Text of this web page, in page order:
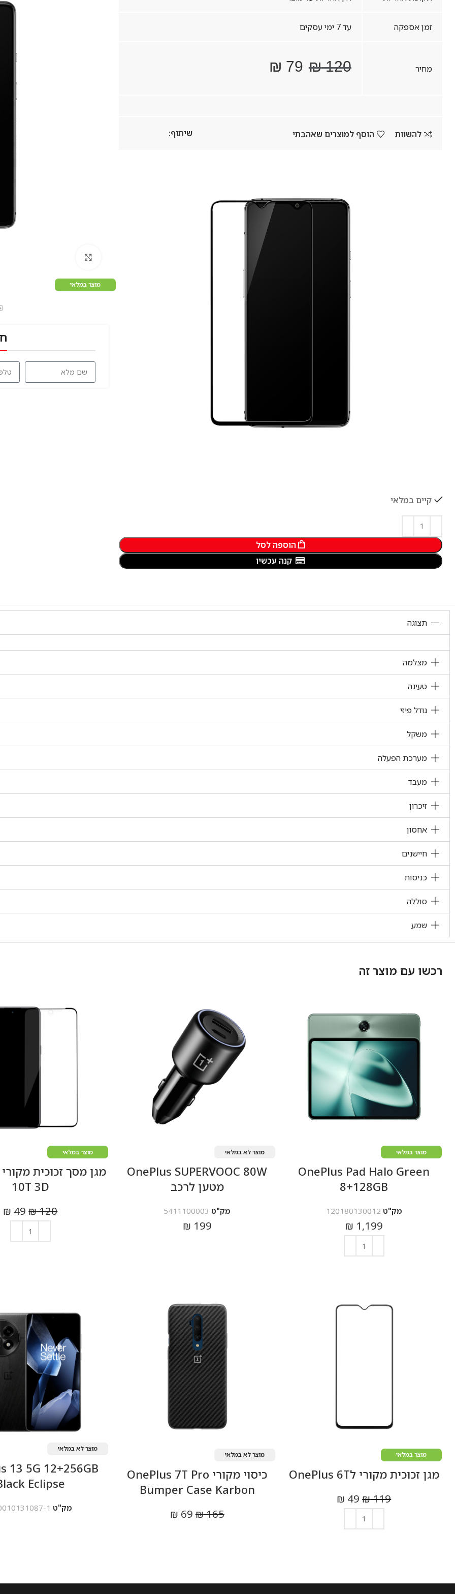
זמן אספקה עד 7 ימי עסקים
מחיר ₪120
₪ 79
להשוות הוסף למוצרים שאהבתי שיתוף:
קיים במלאי
הוספה לסל
מוצר במלאי
תצוגה
מצלמה
טעינה
גודל פיזי
משקל
מערכת הפעלה
מעבד
זיכרון
אחסון
חיישנים
כניסות
סוללה
שמע
רכשו עם מוצר זה
מוצר במלאי
OnePlus Pad Halo Green
8+128GB
מק"ט 120180130012
₪ 1,199
מוצר לא במלאי
OnePlus SUPERVOOC 80W
מטען לרכב
מק"ט 5411100003
₪ 199
מוצר במלאי
10T 3D
₪120
₪ 49
מוצר במלאי
מגן זכוכית מקורי לOnePlus 6T
₪119
₪ 49
מוצר לא במלאי
כיסוי מקורי OnePlus 7T Pro
Bumper Case Karbon
₪165
₪ 69
מוצר לא במלאי
13 5G 12+256GB
Eclipse
מק"ט 1